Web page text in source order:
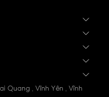
Quang , Vĩnh Yên , Vĩnh